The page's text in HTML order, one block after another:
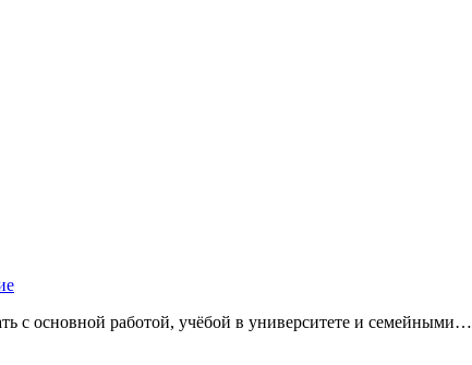
с основной работой, учёбой в университете и семейными…